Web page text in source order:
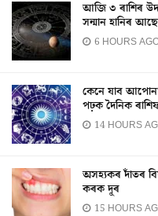
আজি ৩ ৰাশিৰ
সন্মান হানিৰ
6 HOURS
কেনে যাব
পঢ়ক দৈনিক
14 HOURS
অসহ্যকৰ দাঁতৰ
কৰক দূৰ
15 HOURS